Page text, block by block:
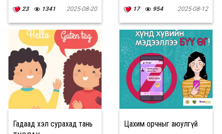
хугацаанд хэрхэн буулгах
23 1341 2025-08-20 17 954 2025-08-12
Гадаад хэл сурахад тань
Цахим орчныг аюулгүй